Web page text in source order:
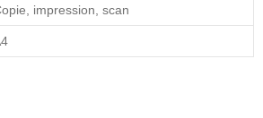
impression, scan